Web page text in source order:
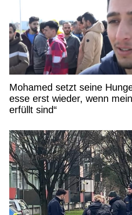
Mohamed setzt seine
esse erst wieder, wenn
erfüllt sind“